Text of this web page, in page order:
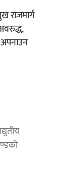
राजमार्ग
अपनाउन